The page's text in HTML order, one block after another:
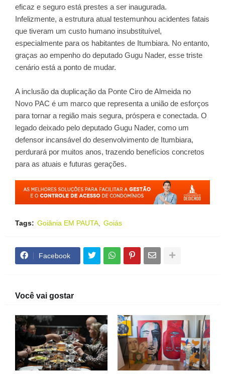
eficaz e seguro está prestes a ser inaugurada.
Infelizmente, a estrutura atual testemunhou acidentes fatais
que tiveram um custo humano insubstituível,
especialmente para os habitantes de Itumbiara. No entanto,
graças ao empenho do deputado Gugu Nader, esse triste
cenário está a ponto de mudar.
A inclusão da duplicação da Ponte Ciro de Almeida no
Novo PAC é um marco que representa a união de esforços
para tornar a região mais segura, próspera e conectada. O
legado deixado pelo deputado Gugu Nader, como um
defensor incansável do desenvolvimento de Itumbiara,
perdurará por muitos anos, trazendo benefícios concretos
para as atuais e futuras gerações.
Tags: Goiânia EM PAUTA Goiás
Facebook
Você vai gostar